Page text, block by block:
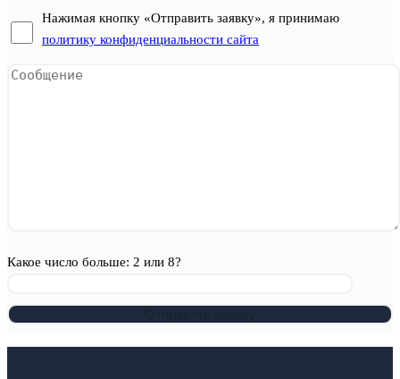
Нажимая кнопку «Отправить заявку», я принимаю
политику конфиденциальности сайта
Какое число больше: 2 или 8?